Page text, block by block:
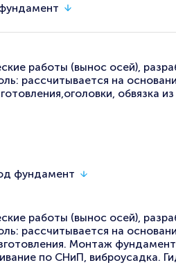
работы (вынос осей),
рассчитывается на
обвязка
фундамент
работы (вынос осей),
рассчитывается на
Монтаж
по СНиП, виброусадка.